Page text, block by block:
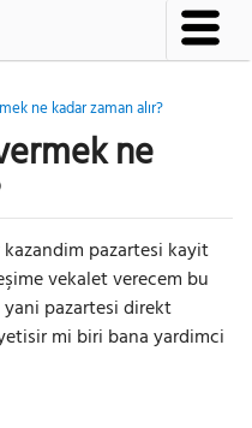
ne kadar zaman alır?
ne
pazartesi kayit
vekalet verecem bu
pazartesi direkt
mi biri bana yardimci